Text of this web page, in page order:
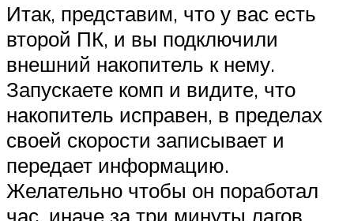
Итак, представим, что у вас есть
второй ПК, и вы подключили
внешний накопитель к нему.
Запускаете комп и видите, что
накопитель исправен, в пределах
своей скорости записывает и
передает информацию.
Желательно чтобы он поработал
час, иначе за три минуты лагов